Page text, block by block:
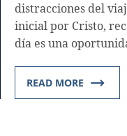
distracciones del
inicial por Cristo,
día es una
READ MORE